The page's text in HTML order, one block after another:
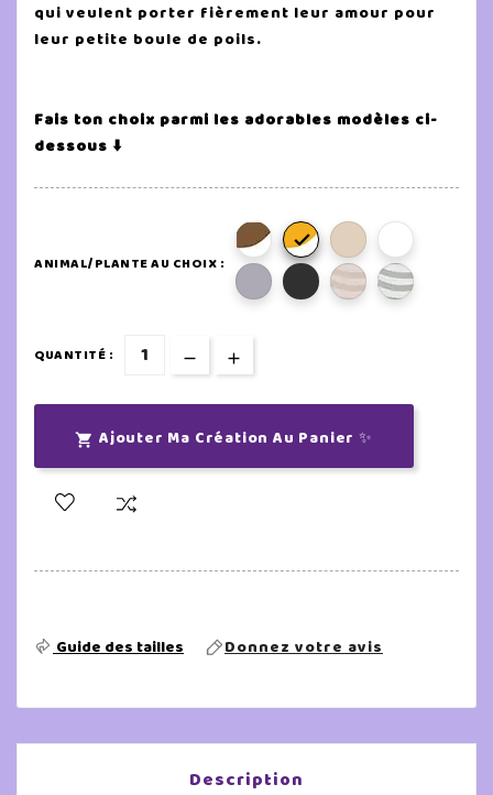
qui veulent porter fièrement leur amour pour
leur petite boule de poils.
Fais ton choix parmi les adorables modèles ci-
dessous ⬇️
ANIMAL/PLANTE AU CHOIX :

QUANTITÉ :
 Ajouter Ma Création Au Panier ✨
Guide des tailles Donnez votre avis
Description